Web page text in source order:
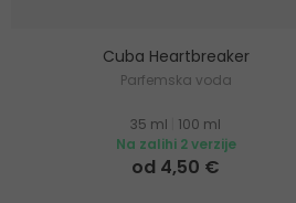
Cuba Heartbreaker
Parfemska voda
35 ml
100 ml
Na zalihi 2 verzije
od 4,50 €